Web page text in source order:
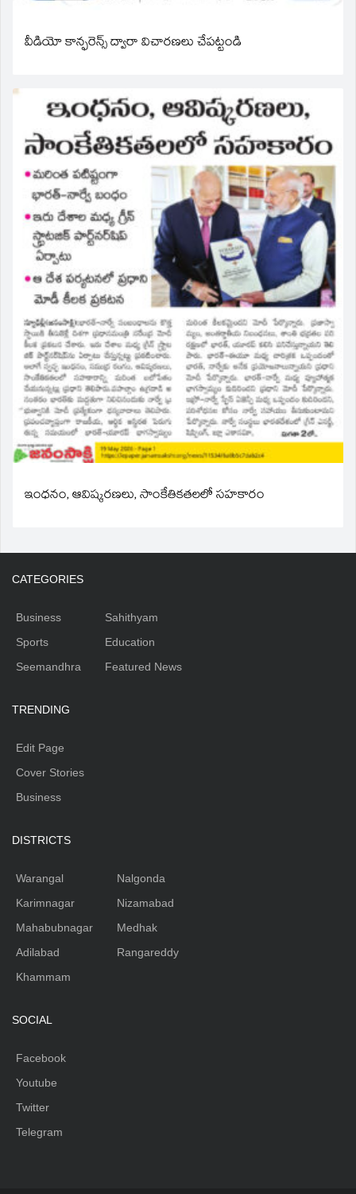
వీడియో కాన్ఫరెన్స్ ద్వారా విచారణలు చేపట్టండి
ఇంధనం, ఆవిష్కరణలు, సాంకేతికతలలో సహకారం
CATEGORIES
Business
Sports
Seemandhra
Sahithyam
Education
Featured News
TRENDING
Edit Page
Cover Stories
Business
DISTRICTS
Warangal
Karimnagar
Mahabubnagar
Adilabad
Khammam
Nalgonda
Nizamabad
Medhak
Rangareddy
SOCIAL
Facebook
Youtube
Twitter
Telegram